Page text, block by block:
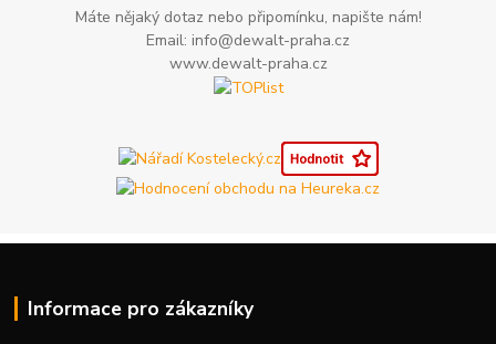
Máte nějaký dotaz nebo připomínku, napište nám!
Email: info@dewalt-praha.cz
www.dewalt-praha.cz
Informace pro zákazníky